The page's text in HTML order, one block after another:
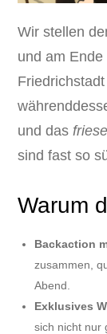
Wir stellen
und am
und das
sind fast so
Warum
Backaction
zusammen,
Abend.
Exklusives
sich nicht nur